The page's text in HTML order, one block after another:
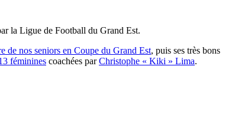
la Ligue de Football du Grand Est.
de nos seniors en Coupe du Grand Est, puis ses très bons
féminines coachées parChristophe « Kiki » Lima.